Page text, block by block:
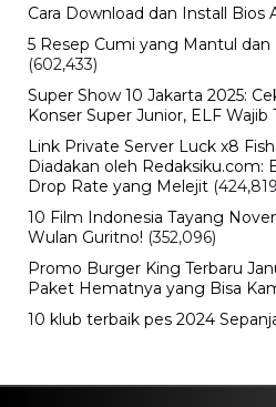
Koleksi
Sabtu, 8 Agu 2026 - 16:49 WIB
Olahraga
Chelsea Vs AC Milan Main di
Malam Ini! Cek Jam Kick-off dan
Siaran Langsungnya
Sabtu, 8 Agu 2026 - 16:00 WIB
Travel
Daftar Promo Double Date
2026, Banyak Diskon Spesial 8.8
HokBen hingga Burger King ‎
Sabtu, 8 Agu 2026 - 14:50 WIB
Bencana
dan Hanguskan Belasan Kios